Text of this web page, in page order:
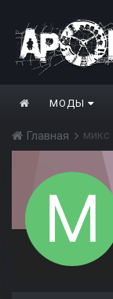
МОДЫ
Главная микс